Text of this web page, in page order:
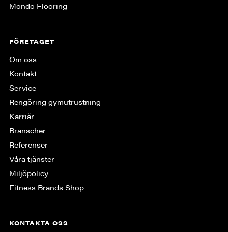
Mondo Flooring
FÖRETAGET
Om oss
Kontakt
Service
Rengöring gymutrustning
Karriär
Branscher
Referenser
Våra tjänster
Miljöpolicy
Fitness Brands Shop
KONTAKTA OSS